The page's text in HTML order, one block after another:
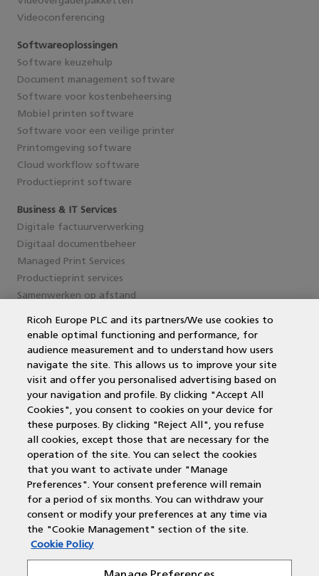
Videoconferencing
Softwareoplossingen
Software keuzehulp
Document management software
Software voor kostenbeheersing
Mobiel printen software
Software voor een veilige printer
Printomgeving software
Cloud workflow software
Productieprint software
Business & IT Services
Digitale factuurverwerking
Digitaal documentbeheer
Managed Print Services
Productieprint services
Samenwerken op afstand
Service en support
MPS Printing
Kantoorprinter vergelijken
Kopieermachines
MPS offerte aanvragen
Contactgegevens
New Yorkstraat 66
1175 RD Lijnden
T: 088-543 0808
E: salessupport@document-center.nl
Ricoh Europe PLC and its partners/We use cookies to
enable optimal functioning and performance, for
audience measurement and to understand how users
navigate the site. This allows us to improve your site
visit and offer you personalised advertising based on
your navigation and profile. By clicking "Accept All
Cookies", you consent to cookies on your device for
these purposes. By clicking "Reject All", you refuse
all cookies, except those that are necessary for the
operation of the site. You can select the cookies
that you want to activate under "Manage
Preferences". Your consent preference will remain
for a period of six months. You can withdraw your
consent or modify your preferences at any time via
the "Cookie Management" section of the site.
Cookie Policy